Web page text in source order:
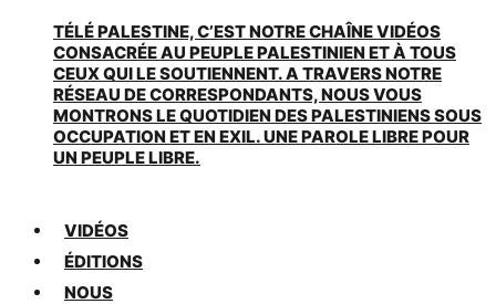
TÉLÉ PALESTINE, C’EST NOTRE CHAÎNE VIDÉOS
CONSACRÉE AU PEUPLE PALESTINIEN ET À TOUS
CEUX QUI LE SOUTIENNENT. A TRAVERS NOTRE
RÉSEAU DE CORRESPONDANTS, NOUS VOUS
MONTRONS LE QUOTIDIEN DES PALESTINIENS SOUS
OCCUPATION ET EN EXIL. UNE PAROLE LIBRE POUR
UN PEUPLE LIBRE.
VIDÉOS
ÉDITIONS
NOUS